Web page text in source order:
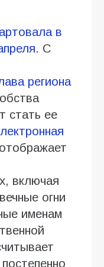
в
. С
региона
стать ее
включая
огни
именам